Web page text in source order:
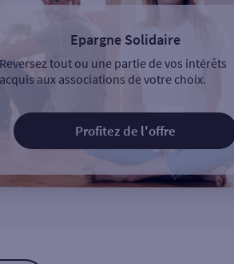
Epargne Solidaire
Reversez tout ou une partie de vos intérêts
acquis aux associations de votre choix.
Profitez de l'offre